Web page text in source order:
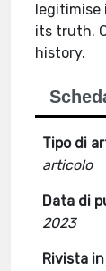
legitimise
its truth.
history.
Tipo di
articolo
Data di
2023
Rivista in